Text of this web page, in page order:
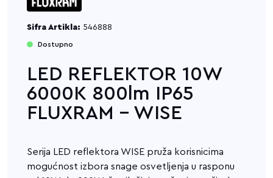
Sifra Artikla: 546888
Dostupno
LED REFLEKTOR 10W
6000K 800lm IP65
FLUXRAM - WISE
Serija LED reflektora WISE pruža korisnicima
mogućnost izbora snage osvetljenja u rasponu